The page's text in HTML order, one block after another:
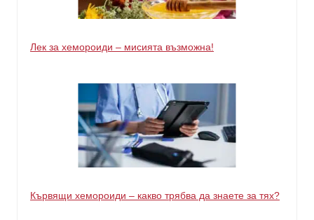
Лек за хемороиди – мисията възможна!
Кървящи хемороиди – какво трябва да знаете за тях?